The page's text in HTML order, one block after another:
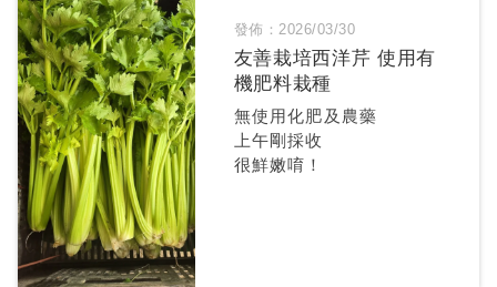
友善栽培西洋芹 使用有
機肥料栽種
發佈：2026/03/30
無使用化肥及農藥
上午剛採收
很鮮嫩唷！